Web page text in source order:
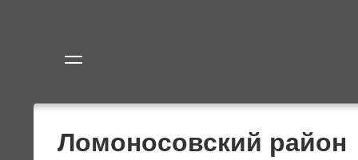
Политика Экономика
Ломоносовский район